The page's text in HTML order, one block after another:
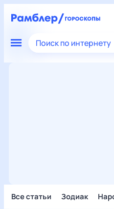
Поиск по интернету
Все статьи Зодиак